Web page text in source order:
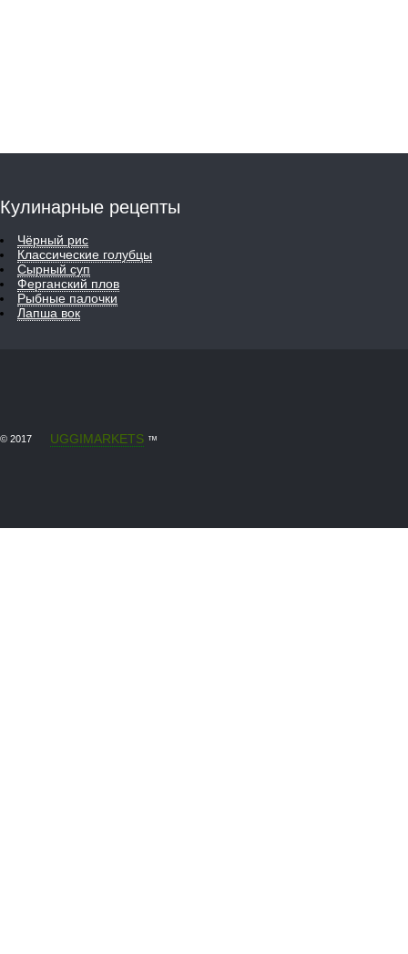
Кулинарные рецепты
Чёрный рис
Классические голубцы
Сырный суп
Ферганский плов
Рыбные палочки
Лапша вок
© 2017 UGGIMARKETS ™